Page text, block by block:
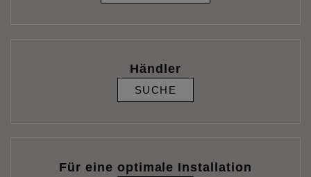
Händler
SUCHE
Für eine optimale Installation